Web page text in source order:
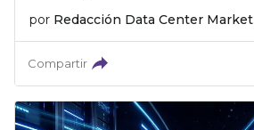
por Redacción Data Center Market
Compartir